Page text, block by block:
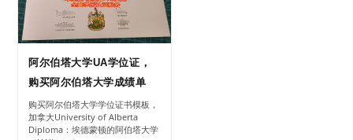
阿尔伯塔大学UA学位证，
购买阿尔伯塔大学成绩单
购买阿尔伯塔大学学位证书模板，
加拿大University of Alberta
Diploma：埃德蒙顿的阿伯塔大学